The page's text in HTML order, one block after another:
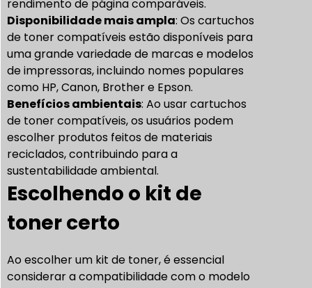
rendimento de página comparáveis.
Disponibilidade mais ampla: Os cartuchos
de toner compatíveis estão disponíveis para
uma grande variedade de marcas e modelos
de impressoras, incluindo nomes populares
como HP, Canon, Brother e Epson.
Benefícios ambientais: Ao usar cartuchos
de toner compatíveis, os usuários podem
escolher produtos feitos de materiais
reciclados, contribuindo para a
sustentabilidade ambiental.
Escolhendo o kit de
toner certo
Ao escolher um kit de toner, é essencial
considerar a compatibilidade com o modelo